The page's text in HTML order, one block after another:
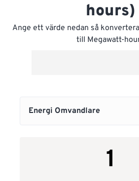
hours)
Ange ett värde nedan så
till Megawatt-